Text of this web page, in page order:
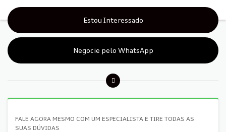
Estou Interessado
Negocie pelo WhatsApp
FALE AGORA MESMO COM UM ESPECIALISTA E TIRE TODAS AS
SUAS DÚVIDAS